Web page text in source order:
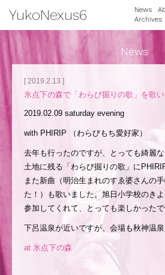
YukoNexus6 News
Archives
News
[ 2019.2.13 ]
氷点下の森で「わらび掘りの歌」を歌い
2019.02.09 saturday evening
with PHIRIP （わらびもち愛好家）
去年も行ったのですが、とっても綺麗
土地に残る「わらび掘りの歌」に
また新曲（明治生まれのすゑ婆さんの
た！）も歌いました。旭日小学校のき
参加してくれて、とっても楽しかったで
下呂温泉が近いですが、会場も秋神温泉
at 氷点下の森